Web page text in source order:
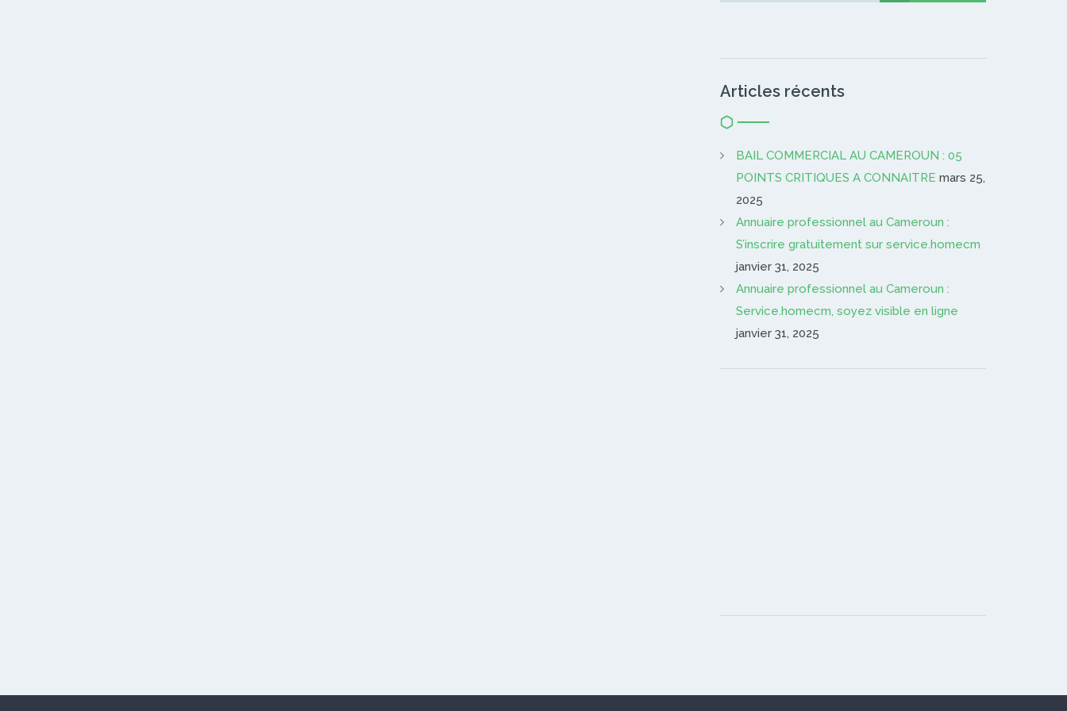
Articles récents
BAIL COMMERCIAL AU CAMEROUN : 05
POINTS CRITIQUES A CONNAITRE mars 25,
2025
Annuaire professionnel au Cameroun :
S’inscrire gratuitement sur service.homecm
janvier 31, 2025
Annuaire professionnel au Cameroun :
Service.homecm, soyez visible en ligne
janvier 31, 2025